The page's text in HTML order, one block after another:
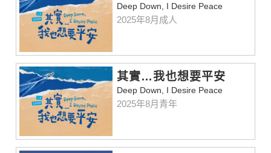
Deep Down, I Desire Peace
2025年8月成人
其實…我也想要平安
Deep Down, I Desire Peace
2025年8月青年